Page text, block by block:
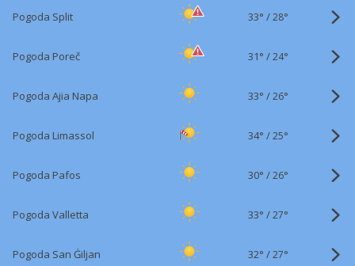
Pogoda Split 33° /28°
Pogoda Poreč 31° /24°
Pogoda Ajia Napa 33° /26°
Pogoda Limassol 34° /25°
Pogoda Pafos 30° /26°
Pogoda Valletta 33° /27°
Pogoda San Ġiljan 32° /27°